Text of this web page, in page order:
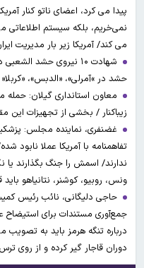
پیدا می کرد، اعضای ناتو کنار
نمی‌خریم، بلکه سیستم اطلاعاتی
می کند/ آمریکا زیر بار مدیریت
شهادت ۱۰ نیروی حشد
حشد در »آمرلی»، «الدبس»،
معاون استانداری گیلان: حمله
زیباکنار / بخشی از تجهیزات این
غضنفری، نماینده مجلس:
تفاهمنامه با آمریکا عملا
ندارند/ اسمش را جنگ بگذارند
ونس، روبیو، کوشنر، نتانیاهو
حاجی دلیگانی، نائب رئیس
جمع‌آوری مستندات برای
درباره تنگه هرمز باید به تصویب
دوران قاجار گیر کرده و از روی